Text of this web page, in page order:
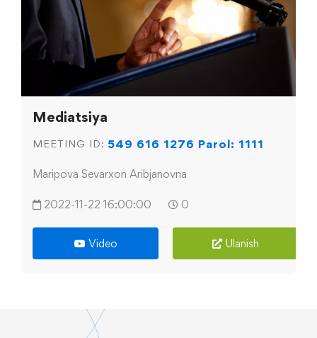
Mediatsiya
MEETING ID: 549 616 1276 Parol: 1111
Maripova Sevarxon Aribjanovna
2022-11-22 16:00:00 0
Video Ulanish